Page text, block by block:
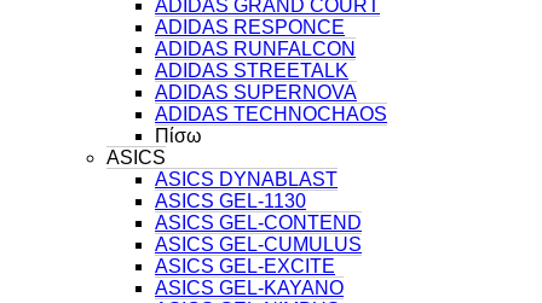
ADIDAS GRAND COURT
ADIDAS RESPONCE
ADIDAS RUNFALCON
ADIDAS STREETALK
ADIDAS SUPERNOVA
ADIDAS TECHNOCHAOS
Πίσω
ASICS
ASICS DYNABLAST
ASICS GEL-1130
ASICS GEL-CONTEND
ASICS GEL-CUMULUS
ASICS GEL-EXCITE
ASICS GEL-KAYANO